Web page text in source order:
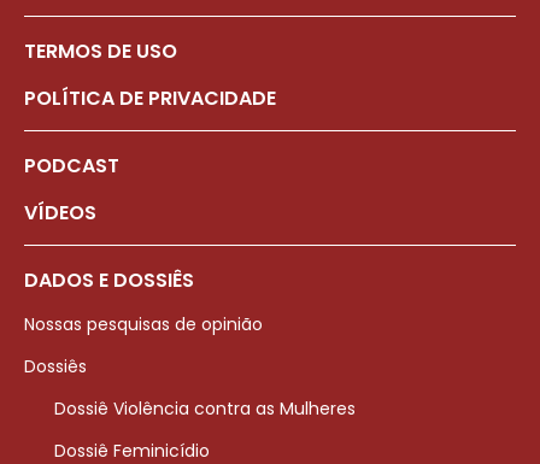
TERMOS DE USO
POLÍTICA DE PRIVACIDADE
PODCAST
VÍDEOS
DADOS E DOSSIÊS
Nossas pesquisas de opinião
Dossiês
Dossiê Violência contra as Mulheres
Dossiê Feminicídio